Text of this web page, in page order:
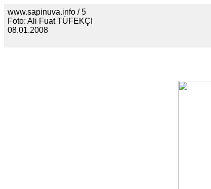
www.sapinuva.info / 5
Foto: Ali Fuat TÜFEKÇI
08.01.2008